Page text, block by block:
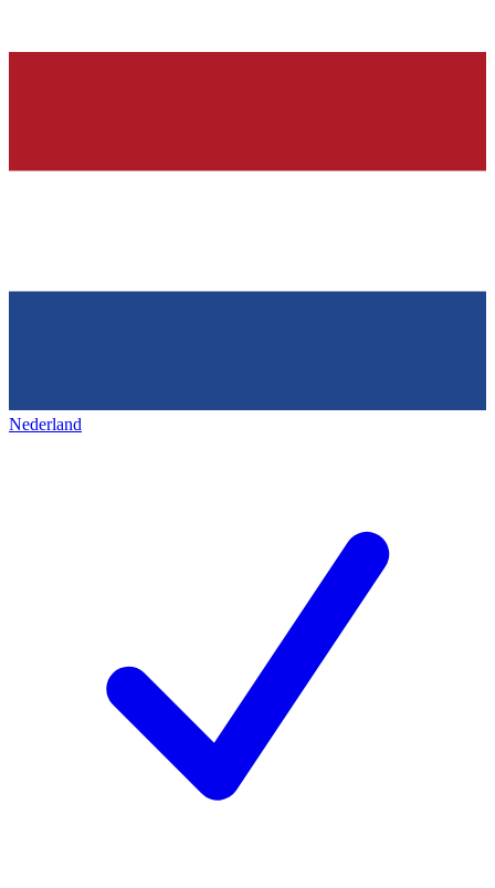
Nederland